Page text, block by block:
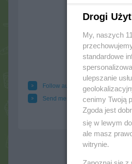
Follow author
Send message to author
Drogi
My, naszych
standardowe
ulepszanie
cenimy Twoją
Zgoda jest
się w lewym
ale masz
witrynie.